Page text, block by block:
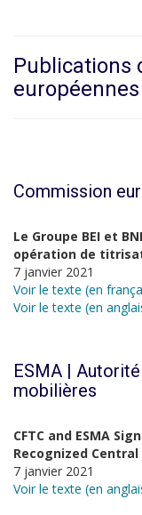
Publications
européennes
Commission
Le Groupe BEI et
opération de
7 janvier 2021
Voir le texte (en
Voir le texte (en
ESMA |
mobilières
CFTC and ESMA
Recognized
7 janvier 2021
Voir le texte (en